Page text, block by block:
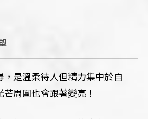
，是溫柔待人但精力集中於自
周圍也會跟著變亮！